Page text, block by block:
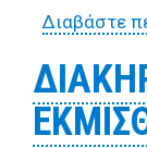
Διαβάστε